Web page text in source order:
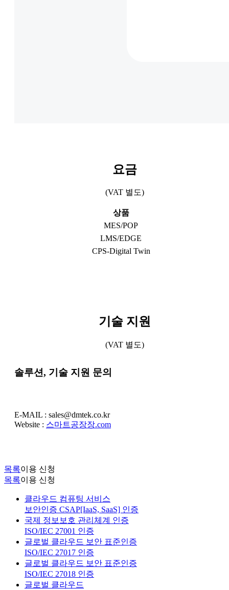
요금
(VAT 별도)
상품
MES/POP
LMS/EDGE
CPS-Digital Twin
기술 지원
(VAT 별도)
솔루션, 기술 지원 문의
E-MAIL : sales@dmtek.co.kr
Website : 스마트공장장.com
목록이용 신청
목록이용 신청
클라우드 컴퓨팅 서비스
보안인증 CSAP[IaaS, SaaS] 인증
국제 정보보호 관리체계 인증
ISO/IEC 27001 인증
글로벌 클라우드 보안 표준인증
ISO/IEC 27017 인증
글로벌 클라우드 보안 표준인증
ISO/IEC 27018 인증
글로벌 클라우드